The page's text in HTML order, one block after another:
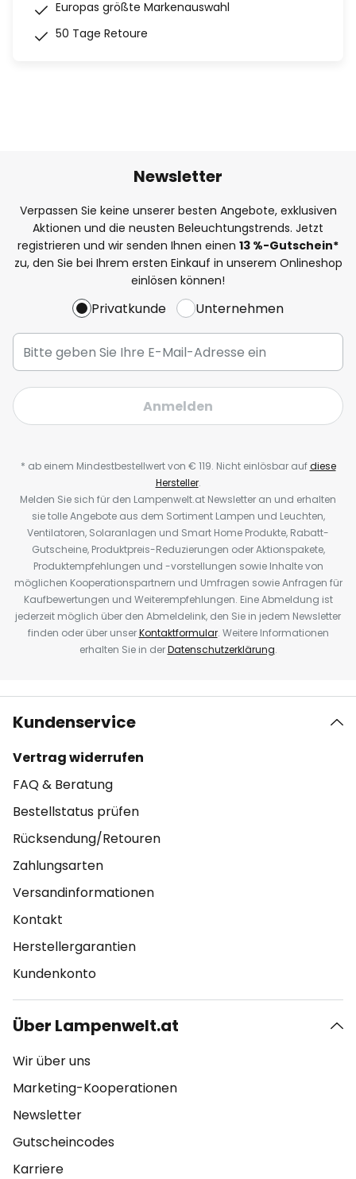
Europas größte Markenauswahl
50 Tage Retoure
Newsletter
Verpassen Sie keine unserer besten Angebote, exklusiven
Aktionen und die neusten Beleuchtungstrends. Jetzt
registrieren und wir senden Ihnen einen 13 %-Gutschein*
zu, den Sie bei Ihrem ersten Einkauf in unserem Onlineshop
einlösen können!
Privatkunde Unternehmen
Anmelden
* ab einem Mindestbestellwert von € 119. Nicht einlösbar aufdiese
Hersteller.
Melden Sie sich für den Lampenwelt.at Newsletter an und erhalten
sie tolle Angebote aus dem Sortiment Lampen und Leuchten,
Ventilatoren, Solaranlagen und Smart Home Produkte, Rabatt-
Gutscheine, Produktpreis-Reduzierungen oder Aktionspakete,
Produktempfehlungen und -vorstellungen sowie Inhalte von
möglichen Kooperationspartnern und Umfragen sowie Anfragen für
Kaufbewertungen und Weiterempfehlungen. Eine Abmeldung ist
jederzeit möglich über den Abmeldelink, den Sie in jedem Newsletter
finden oder über unserKontaktformular. Weitere Informationen
erhalten Sie in derDatenschutzerklärung.
Kundenservice
Vertrag widerrufen
FAQ & Beratung
Bestellstatus prüfen
Rücksendung/Retouren
Zahlungsarten
Versandinformationen
Kontakt
Herstellergarantien
Kundenkonto
Über Lampenwelt.at
Wir über uns
Marketing-Kooperationen
Newsletter
Gutscheincodes
Karriere